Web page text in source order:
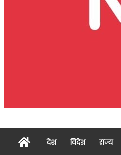
Homeदेश विदेश राज्य